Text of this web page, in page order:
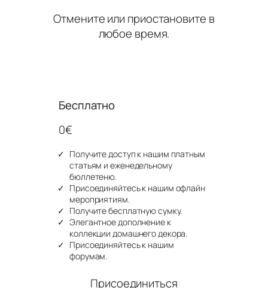
Отмените или приостановите в
любое время.
Бесплатно
0€
Получите доступ к нашим платным
статьям и еженедельному
бюллетеню.
Присоединяйтесь к нашим офлайн
мероприятиям.
Получите бесплатную сумку.
Элегантное дополнение к
коллекции домашнего декора.
Присоединяйтесь к нашим
форумам.
Присоединиться